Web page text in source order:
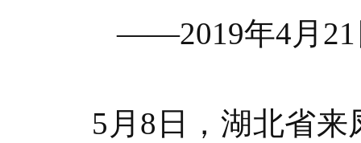
——2019年4月21日
5月8日，湖北省来